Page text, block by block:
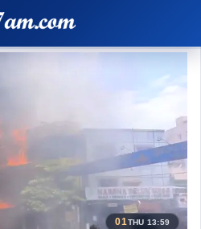
01THU 13:59